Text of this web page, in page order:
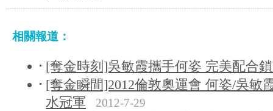
相關報道：
[奪金時刻]吳敏霞攜手何姿 完美配合
[奪金瞬間]2012倫敦奧運會 何姿/吳敏
水冠軍
2012-7-29